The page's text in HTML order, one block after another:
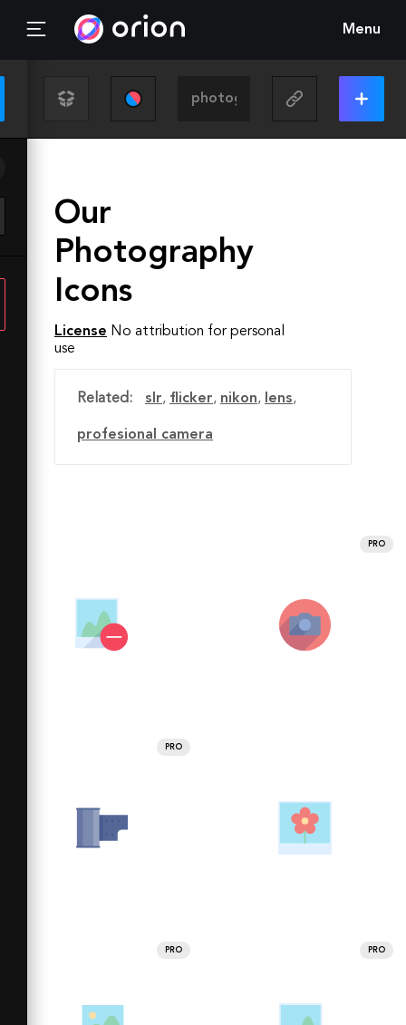
Menu
Our
Photography
Icons
License No attribution for personal
use
Related: slr, flicker, nikon, lens,
profesional camera
PRO
PRO
PRO PRO